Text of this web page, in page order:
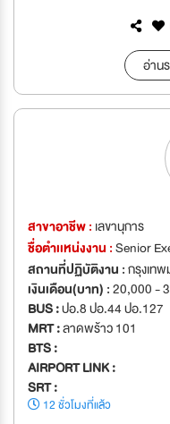
อ่าน
สาขาอาชีพ : เลขานุการ
ชื่อตำเเหน่งงาน :Senior
สถานที่ปฏิบัติงาน :กรุงเท
เงินเดือน(บาท) :20,000 -
BUS :ปอ.8 ปอ.44 ปอ.127
MRT :ลาดพร้าว 101
BTS :
AIRPORT LINK :
SRT :
12 ชั่วโมงที่แล้ว